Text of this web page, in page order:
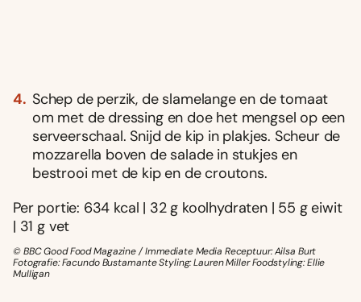
Schep de perzik, de slamelange en de tomaat
om met de dressing en doe het mengsel op een
serveerschaal. Snijd de kip in plakjes. Scheur de
mozzarella boven de salade in stukjes en
bestrooi met de kip en de croutons.
Per portie: 634 kcal | 32 g koolhydraten | 55 g eiwit
| 31 g vet
© BBC Good Food Magazine / Immediate Media Receptuur: Ailsa Burt
Fotografie: Facundo Bustamante Styling: Lauren Miller Foodstyling: Ellie
Mulligan